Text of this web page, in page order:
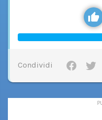
Condividi